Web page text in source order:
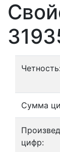
Сумма
цифр: